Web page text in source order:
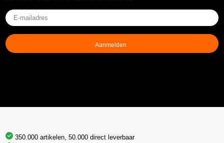
E-
mailadres
(Vereist)
350.000 artikelen, 50.000 direct leverbaar